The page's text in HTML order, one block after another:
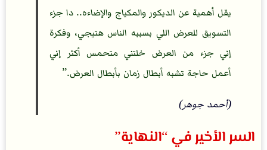
يقل أهمية عن الديكور والمكياج والإضاءه.. دا جزء
التسويق للعرض اللي بسببه الناس هتيجي، وفكرة
إني جزء من العرض خلتني متحمس أكثر إني
أعمل حاجة تشبه أبطال زمان بأبطال العرض.
(أحمد جوهر)
السر الأخير في “النهاية”